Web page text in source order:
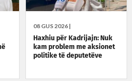
08 GUS 2026 |
Haxhiu për Kadrijajn: Nuk
kam problem me aksionet
politike të deputetëve